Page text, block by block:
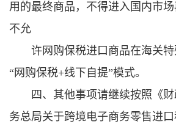
用的最终商品，不得进入国内市
不允
许网购保税进口商品在海关
“网购保税+线下自提”模式。
四、其他事项请继续按照《
务总局关于跨境电子商务零售进口